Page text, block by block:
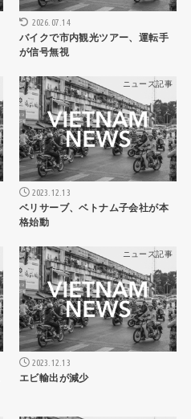
2026.07.14
バイクで市内観光ツアー、運転手
が信号無視
ニュース記事
2023.12.13
ベリサーブ、ベトナム子会社が本
格始動
ニュース記事
2023.12.13
エビ輸出が減少